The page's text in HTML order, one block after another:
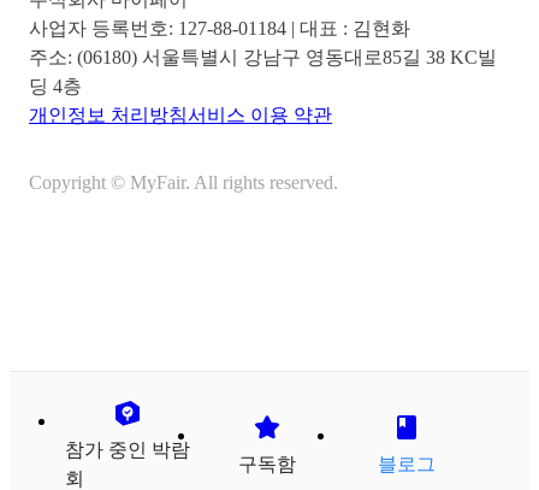
사업자 등록번호: 127-88-01184 | 대표 : 김현화
주소: (06180) 서울특별시 강남구 영동대로85길 38 KC빌
딩 4층
개인정보 처리방침서비스 이용 약관
Copyright © MyFair. All rights reserved.
참가 중인 박람
회
구독함 블로그